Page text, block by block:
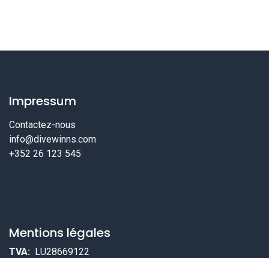
Impressum
Contactez-nous
info@divewinns.com
+352 26 123 545
Mentions légales
TVA: LU28669122